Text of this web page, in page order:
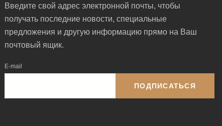
Введите свой адрес электронной почты, чтобы
получать последние новости, специальные
предложения и другую информацию прямо на Ваш
почтовый ящик.
E-mail
ПОДПИСАТЬСЯ